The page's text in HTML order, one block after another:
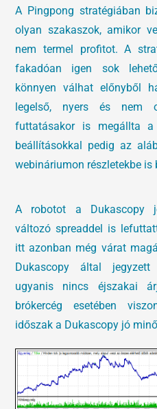
A Pingpong stratégiában
olyan szakaszok, amikor
nem termel profitot. A
fakadóan igen sok
könnyen válhat előnyből
legelső, nyers és nem
futtatásakor is megállta
beállításokkal pedig az
webináriumon részletekbe is
A robotot a Dukascopy
változó spreaddel is
itt azonban még várat
Dukascopy által jegyzett
ugyanis nincs éjszakai
brókercég esetében
időszak a Dukascopy jó